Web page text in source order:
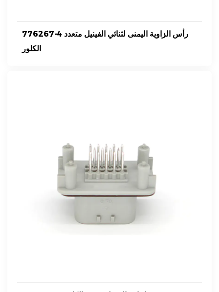
776267-4 رأس الزاوية اليمنى لثنائي الفينيل متعدد
الكلور